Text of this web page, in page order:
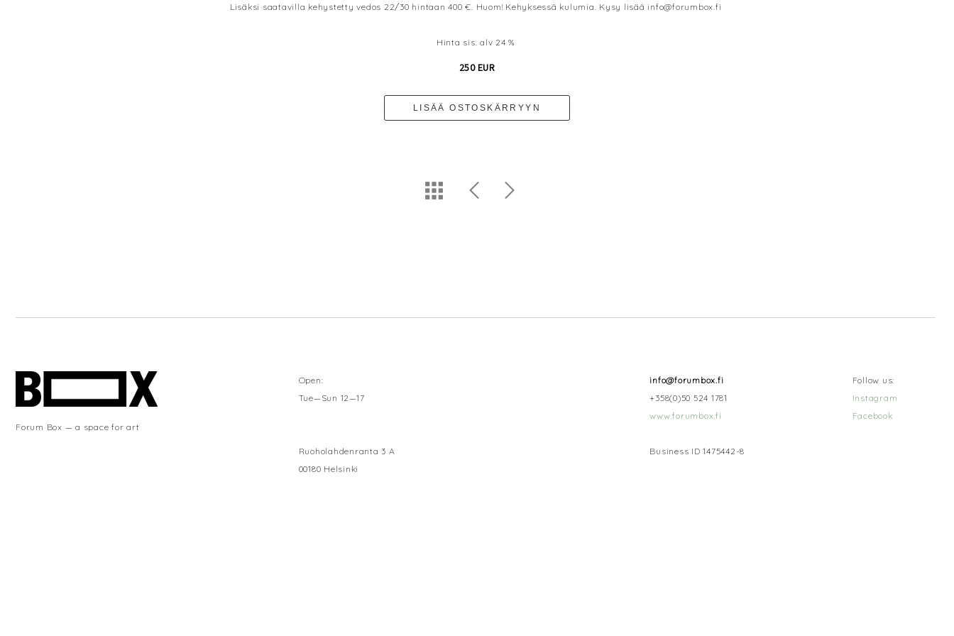
Lisäksi saatavilla kehystetty vedos 22/30 hintaan 400 €. Huom! Kehyksessä kulumia. Kysy lisää info@forumbox.fi
Hinta sis. alv 24 %
250 EUR
LISÄÄ OSTOSKÄRRYYN
Forum Box — a space for art
Open:
Tue—Sun 12—17
Ruoholahdenranta 3 A
00180 Helsinki
info@forumbox.fi
+358(0)50 524 1781
www.forumbox.fi
Business ID 1475442-8
Follow us:
Instagram
Facebook